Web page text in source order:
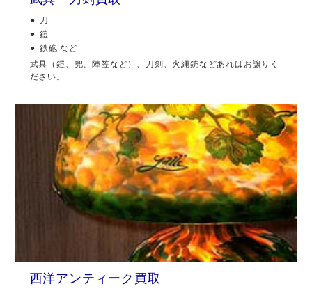
刀
鎧
鉄砲 など
武具（鎧、兜、陣笠など）、刀剣、火縄銃などあればお譲りく
ださい。
西洋アンティーク買取